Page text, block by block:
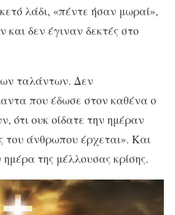
λάδι, «πέντε ήσαν μωραί»,
και δεν έγιναν δεκτές στο
ταλάντων. Δεν
που έδωσε στον καθένα ο
ότι ουκ οίδατε την ημέραν
του άνθρωπου έρχεται». Και
της μέλλουσας κρίσης.